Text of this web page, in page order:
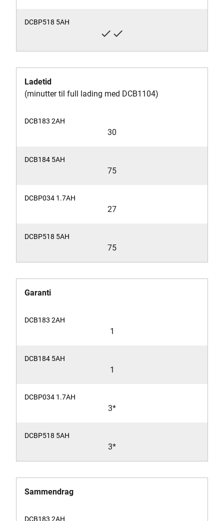
check check
Ladetid
(minutter til full lading med DCB1104)
30
75
27
75
Garanti
1
1
3*
3*
Sammendrag